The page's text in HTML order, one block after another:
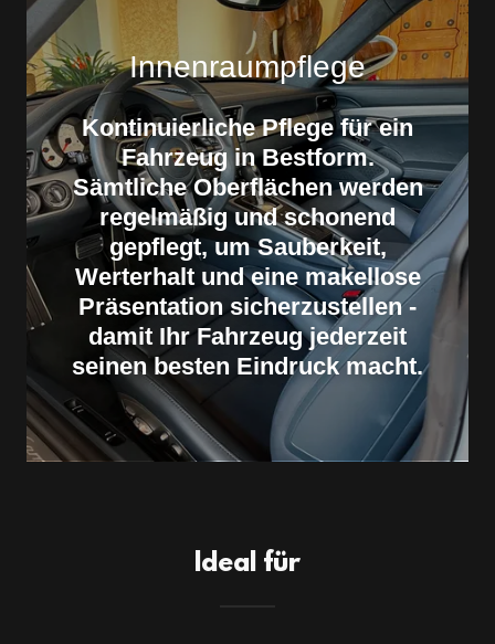
Innenraumpflege
Kontinuierliche Pflege für ein
Fahrzeug in Bestform.
Sämtliche Oberflächen werden
regelmäßig und schonend
gepflegt, um Sauberkeit,
Werterhalt und eine makellose
Präsentation sicherzustellen -
damit Ihr Fahrzeug jederzeit
seinen besten Eindruck macht.
Ideal für